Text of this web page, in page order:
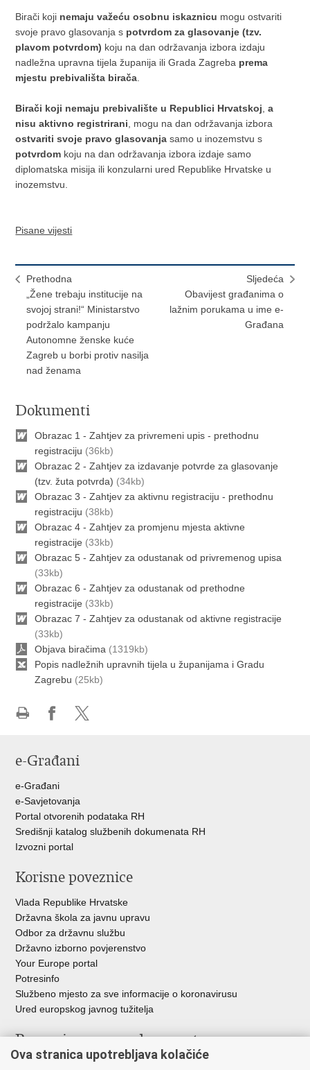
Birači koji nemaju važeću osobnu iskaznicu mogu ostvariti
svoje pravo glasovanja s potvrdom za glasovanje (tzv.
plavom potvrdom) koju na dan održavanja izbora izdaju
nadležna upravna tijela županija ili Grada Zagreba prema
mjestu prebivališta birača
Birači koji nemaju prebivalište u Republici Hrvatskoj ,a
nisu aktivno registrirani , mogu na dan održavanja izbora
ostvariti svoje pravo glasovanja samo u inozemstvu s
potvrdom koju na dan održavanja izbora izdaje samo
diplomatska misija ili konzularni ured Republike Hrvatske u
inozemstvu.
Pisane vijesti
Prethodna
„Žene trebaju institucije na
svojoj strani!“ Ministarstvo
podržalo kampanju
Autonomne ženske kuće
Zagreb u borbi protiv nasilja
nad ženama
Sljedeća
Obavijest građanima o
lažnim porukama u ime e-
Građana
Dokumenti
Obrazac 1 - Zahtjev za privremeni upis - prethodnu
registraciju (36kb)
Obrazac 2 - Zahtjev za izdavanje potvrde za glasovanje
(tzv. žuta potvrda) (34kb)
Obrazac 3 - Zahtjev za aktivnu registraciju - prethodnu
registraciju (38kb)
Obrazac 4 - Zahtjev za promjenu mjesta aktivne
registracije (33kb)
Obrazac 5 - Zahtjev za odustanak od privremenog upisa
(33kb)
Obrazac 6 - Zahtjev za odustanak od prethodne
registracije (33kb)
Obrazac 7 - Zahtjev za odustanak od aktivne registracije
(33kb)
Objava biračima (1319kb)
Popis nadležnih upravnih tijela u županijama i Gradu
Zagrebu (25kb)
FacebookuTwitteru
e-Građani
e-Građani
e-Savjetovanja
Portal otvorenih podataka RH
Središnji katalog službenih dokumenata RH
Izvozni portal
Korisne poveznice
Vlada Republike Hrvatske
Državna škola za javnu upravu
Odbor za državnu službu
Državno izborno povjerenstvo
Your Europe portal
Potresinfo
Službeno mjesto za sve informacije o koronavirusu
Ured europskog javnog tužitelja
Poveznice pravosudnog sustava
Ova stranica upotrebljava kolačiće